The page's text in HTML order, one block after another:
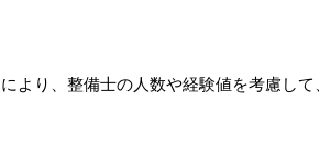
より、整備士の人数や経験値を考慮して